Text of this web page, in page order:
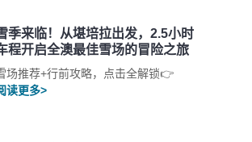
季来临！从堪培拉出发，2.5小时
程开启全澳最佳雪场的冒险之旅
场推荐+行前攻略，点击全解锁👉
读更多>